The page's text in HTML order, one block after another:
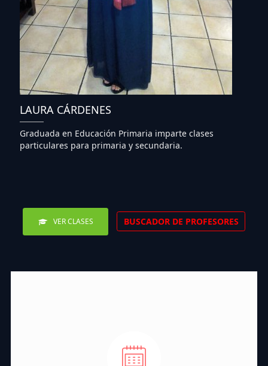
LAURA CÁRDENES
Graduada en Educación Primaria imparte clases
particulares para primaria y secundaria.
VER CLASES BUSCADOR DE PROFESORES